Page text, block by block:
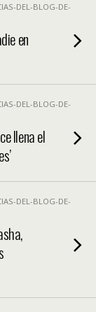
DEL-BLOG-DE-
en
DEL-BLOG-DE-
llena el
DEL-BLOG-DE-